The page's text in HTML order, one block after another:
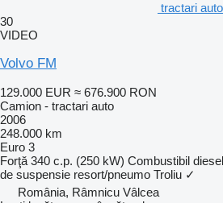
tractari
30
VIDEO
Volvo FM
129.000 EUR ≈ 676.900 RON
Camion - tractari auto
2006
248.000 km
Euro 3
Forţă 340 c.p. (250 kW) Combustibil diesel
de suspensie resort/pneumo Troliu ✓
România, Râmnicu Vâlcea